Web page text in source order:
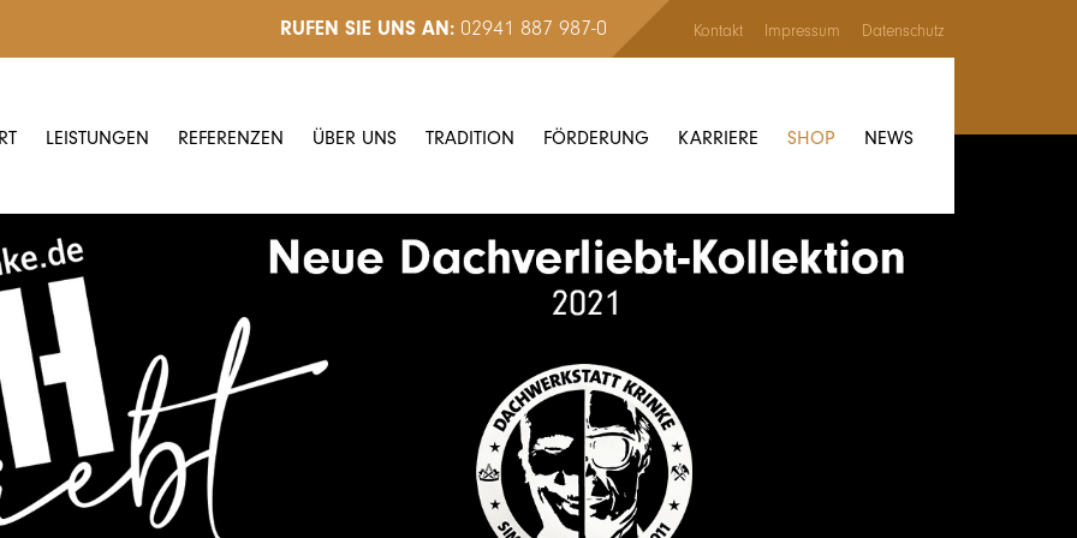
RUFEN SIE UNS AN: 02941 887 987-0 Kontakt Impressum Datenschutz
LEISTUNGEN REFERENZEN ÜBER UNS TRADITION FÖRDERUNG KARRIERE SHOP NEWS